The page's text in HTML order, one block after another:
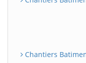
Chantiers